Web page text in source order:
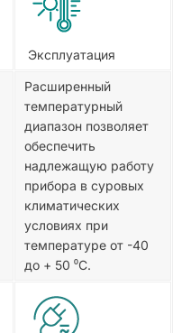
Эксплуатация
Расширенный
температурный
диапазон позволяет
обеспечить
надлежащую работу
прибора в суровых
климатических
условиях при
температуре от -40
до + 50 ⁰С.